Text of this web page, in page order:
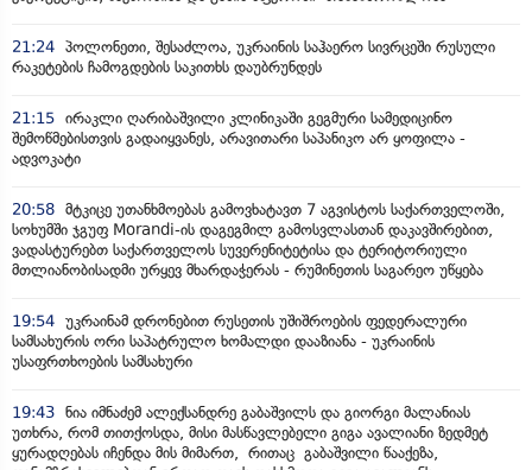
21:24 პოლონეთი, შესაძლოა, უკრაინის საჰაერო სივრცეში რუსული
რაკეტების ჩამოგდების საკითხს დაუბრუნდეს
21:15 ირაკლი ღარიბაშვილი კლინიკაში გეგმური სამედიცინო
შემოწმებისთვის გადაიყვანეს, არავითარი საპანიკო არ ყოფილა -
ადვოკატი
20:58 მტკიცე უთანხმოებას გამოვხატავთ 7 აგვისტოს საქართველოში,
სოხუმში ჯგუფ Morandi-ის დაგეგმილ გამოსვლასთან დაკავშირებით,
ვადასტურებთ საქართველოს სუვერენიტეტისა და ტერიტორიული
მთლიანობისადმი ურყევ მხარდაჭერას - რუმინეთის საგარეო უწყება
19:54 უკრაინამ დრონებით რუსეთის უშიშროების ფედერალური
სამსახურის ორი საპატრულო ხომალდი დააზიანა - უკრაინის
უსაფრთხოების სამსახური
19:43 ნია იმნაძემ ალექსანდრე გაბაშვილს და გიორგი მალანიას
უთხრა, რომ თითქოსდა, მისი მასწავლებელი გიგა ავალიანი ზედმეტ
ყურადღებას იჩენდა მის მიმართ, რითაც გაბაშვილი წააქეზა,